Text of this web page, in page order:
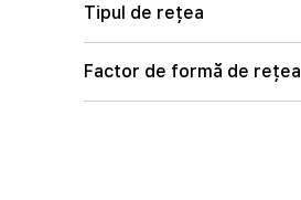
Tipul de rețea
Factor de formă de rețea